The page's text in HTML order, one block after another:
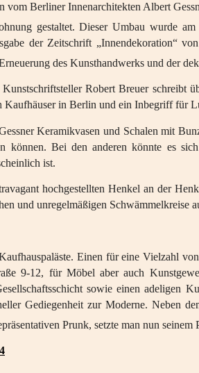
vom Berliner Innenarchitekten Albert
gestaltet. Dieser Umbau wurde
der Zeitschrift „Innendekoration“
des Kunsthandwerks und der
Robert Breuer schreibt
Kaufhäuser in Berlin und ein Inbegriff für
Keramikvasen und Schalen mit
können. Bei den anderen könnte es
ist.
hochgestellten Henkel an der
und unregelmäßigen Schwämmelkreise
Einen für eine Vielzahl
9-12, für Möbel aber auch
sowie einen adeligen
Gediegenheit zur Moderne. Neben
Prunk, setzte man nun
4